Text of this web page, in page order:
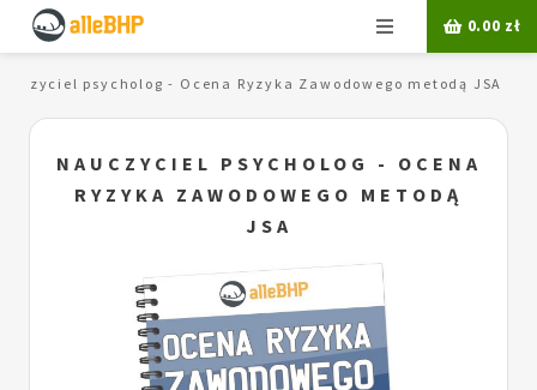
Menu 0.00 zł
psycholog - Ocena Ryzyka Zawodowego metodą JSA
NAUCZYCIEL PSYCHOLOG - OCENA
RYZYKA ZAWODOWEGO METODĄ
JSA